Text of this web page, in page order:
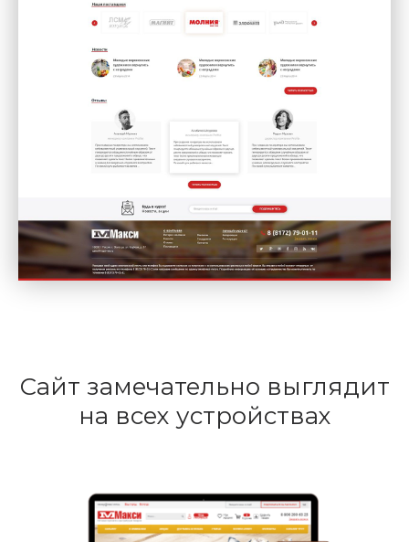
Сайт замечательно выглядит
на всех устройствах